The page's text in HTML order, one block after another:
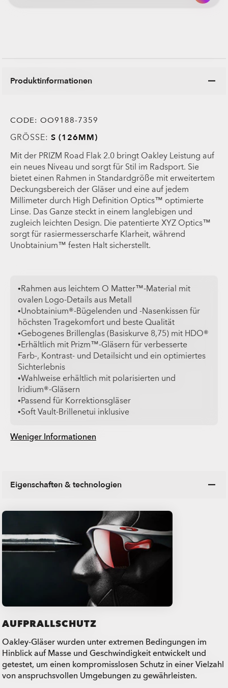
Produktinformationen
CODE: OO9188-7359
GRÖSSE: S (126MM)
Mit der PRIZM Road Flak 2.0 bringt Oakley Leistung auf
ein neues Niveau und sorgt für Stil im Radsport. Sie
bietet einen Rahmen in Standardgröße mit erweitertem
Deckungsbereich der Gläser und eine auf jedem
Millimeter durch High Definition Optics™ optimierte
Linse. Das Ganze steckt in einem langlebigen und
zugleich leichten Design. Die patentierte XYZ Optics™
sorgt für rasiermesserscharfe Klarheit, während
Unobtainium™ festen Halt sicherstellt.
Weniger Informationen
•Rahmen aus leichtem O Matter™-Material mit
ovalen Logo-Details aus Metall
•Unobtainium®-Bügelenden und -Nasenkissen für
höchsten Tragekomfort und beste Qualität
•Gebogenes Brillenglas (Basiskurve 8,75) mit HDO®
•Erhältlich mit Prizm™-Gläsern für verbesserte
Farb-, Kontrast- und Detailsicht und ein optimiertes
Sichterlebnis
•Wahlweise erhältlich mit polarisierten und
Iridium®-Gläsern
•Passend für Korrektionsgläser
•Soft Vault-Brillenetui inklusive
Eigenschaften & technologien
AUFPRALLSCHUTZ
Oakley-Gläser wurden unter extremen Bedingungen im
Hinblick auf Masse und Geschwindigkeit entwickelt und
getestet, um einen kompromisslosen Schutz in einer Vielzahl
von anspruchsvollen Umgebungen zu gewährleisten.